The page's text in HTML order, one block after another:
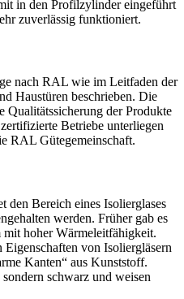
in den Profilzylinder eingeführt
zuverlässig funktioniert.
nach RAL wie im Leitfaden der
Haustüren beschrieben. Die
Qualitätssicherung der Produkte
Betriebe unterliegen
RAL Gütegemeinschaft.
den Bereich eines Isolierglases
werden. Früher gab es
hoher Wärmeleitfähigkeit.
Eigenschaften von Isoliergläsern
Kanten“ aus Kunststoff.
schwarz und weisen